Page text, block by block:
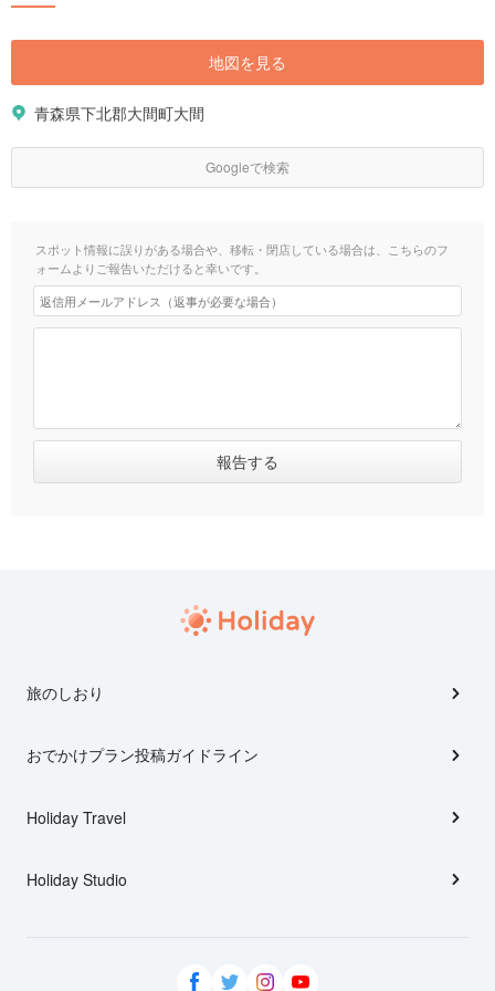
地図を見る
青森県下北郡大間町大間
Googleで検索
スポット情報に誤りがある場合や、移転・閉店している場合は、こちらのフ
ォームよりご報告いただけると幸いです。
旅のしおり
おでかけプラン投稿ガイドライン
Holiday Travel
Holiday Studio